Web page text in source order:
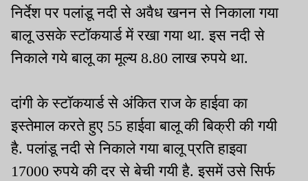
निर्देश पर पलांडू नदी से अवैध खनन से निकाला गया
बालू उसके स्टॉकयार्ड में रखा गया था. इस नदी से
निकाले गये बालू का मूल्य 8.80 लाख रुपये था.
दांगी के स्टॉकयार्ड से अंकित राज के हाईवा का
इस्तेमाल करते हुए 55 हाईवा बालू की बिक्री की गयी
है. पलांडू नदी से निकाले गया बालू प्रति हाइवा
17000 रुपये की दर से बेची गयी है. इसमें उसे सिर्फ